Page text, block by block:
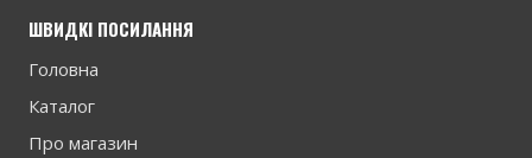
ШВИДКІ ПОСИЛАННЯ
Головна
Каталог
Про магазин